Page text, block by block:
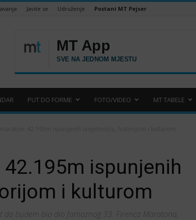
Javite se Udruženje Postani MT Pejser
PUT DO FORME FOTO/VIDEO MT TABELE
ispunjenih
i kulturom
budem bio dio famoznog 33. Firenca Maratona,